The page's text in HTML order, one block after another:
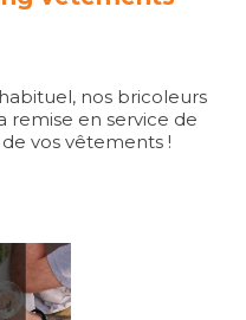
nos bricoleurs
remise en service de
vos vêtements !